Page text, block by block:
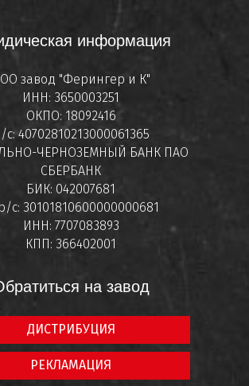
информация
завод "Ферингер и К"
ИНН: 3650003251
ОКПО: 18092416
с: 40702810213000061365
ЧЕРНОЗЕМНЫЙ БАНК ПАО
СБЕРБАНК
БИК: 042007681
с: 30101810600000000681
ИНН: 7707083893
КПП: 366402001
на завод
ДИСТРИБУЦИЯ
РЕКЛАМАЦИЯ